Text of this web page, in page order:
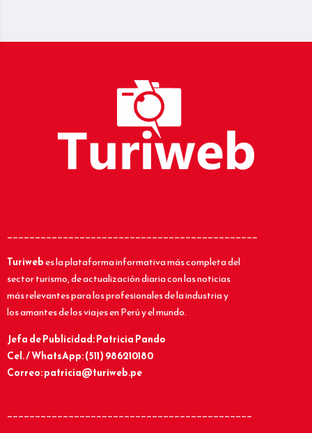
_____________________________________________
Turiwebes la plataforma informativa más completa del
sector turismo, de actualización diaria con las noticias
más relevantes para los profesionales de la industria y
los amantes de los viajes en Perú y el mundo.
Jefa de Publicidad: Patricia Pando
Cel. / WhatsApp: (511) 986210180
Correo: patricia@turiweb.pe
____________________________________________